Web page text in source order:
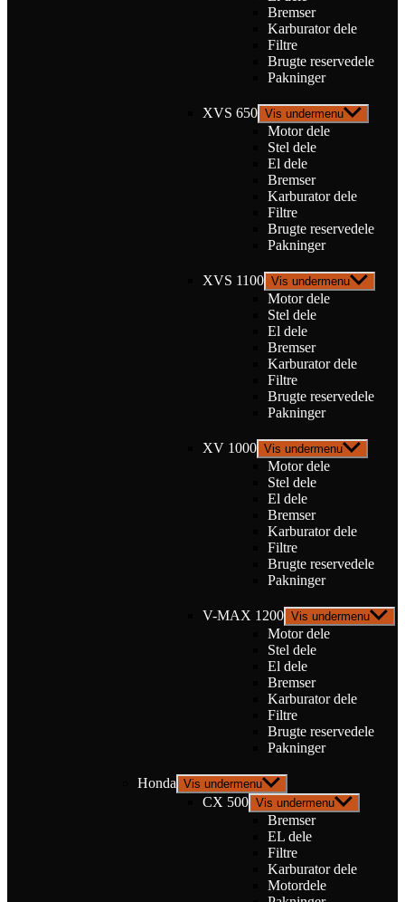
Bremser
Karburator dele
Filtre
Brugte reservedele
Pakninger
XVS 650 Vis undermenu
Motor dele
Stel dele
El dele
Bremser
Karburator dele
Filtre
Brugte reservedele
Pakninger
XVS 1100 Vis undermenu
Motor dele
Stel dele
El dele
Bremser
Karburator dele
Filtre
Brugte reservedele
Pakninger
XV 1000 Vis undermenu
Motor dele
Stel dele
El dele
Bremser
Karburator dele
Filtre
Brugte reservedele
Pakninger
V-MAX 1200 Vis undermenu
Motor dele
Stel dele
El dele
Bremser
Karburator dele
Filtre
Brugte reservedele
Pakninger
Honda Vis undermenu
CX 500 Vis undermenu
Bremser
EL dele
Filtre
Karburator dele
Motordele